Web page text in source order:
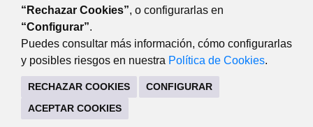
“Rechazar Cookies”, o configurarlas en
“Configurar”.
Puedes consultar más información, cómo configurarlas
y posibles riesgos en nuestra Política de Cookies.
RECHAZAR COOKIES
CONFIGURAR
ACEPTAR COOKIES
AYUNTAMIENTO DE MAJADAHONDA
Plaza Mayor, 3 28220 Majadahonda Madrid
916 349 100
916 349 106
MAPA WEB
AVISO LEGAL
POLÍTICA DE PRIVACIDAD